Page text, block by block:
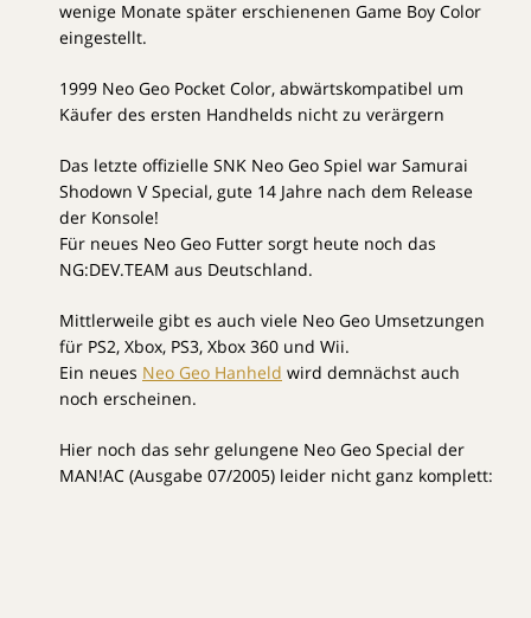
wenige Monate später erschienenen Game Boy Color
eingestellt.
1999 Neo Geo Pocket Color, abwärtskompatibel um
Käufer des ersten Handhelds nicht zu verärgern
Das letzte offizielle SNK Neo Geo Spiel war Samurai
Shodown V Special, gute 14 Jahre nach dem Release
der Konsole!
Für neues Neo Geo Futter sorgt heute noch das
NG:DEV.TEAM aus Deutschland.
Mittlerweile gibt es auch viele Neo Geo Umsetzungen
für PS2, Xbox, PS3, Xbox 360 und Wii.
Ein neues Neo Geo Hanheld wird demnächst auch
noch erscheinen.
Hier noch das sehr gelungene Neo Geo Special der
MAN!AC (Ausgabe 07/2005) leider nicht ganz komplett: